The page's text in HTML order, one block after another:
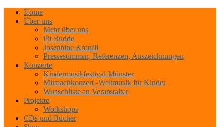
Home
Über uns
Mehr über uns
Pit Budde
Josephine Kronfli
Pressestimmen, Referenzen, Auszeichnungen
Konzerte
Kindermusikfestival-Münster
Mitmachkonzert -Weltmusik für Kinder
Wunschliste an Veranstalter
Projekte
Workshops
CDs und Bücher